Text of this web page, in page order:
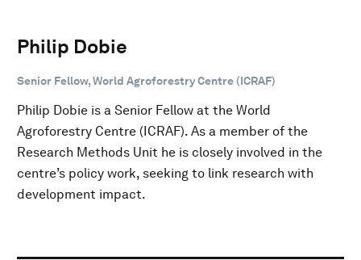
Philip Dobie
Senior Fellow, World Agroforestry Centre (ICRAF)
Philip Dobie is a Senior Fellow at the World
Agroforestry Centre (ICRAF). As a member of the
Research Methods Unit he is closely involved in the
centre’s policy work, seeking to link research with
development impact.